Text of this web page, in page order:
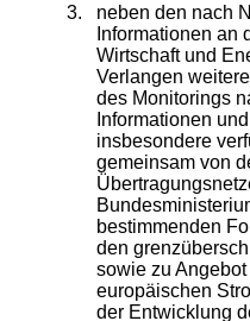
3.
neben den nach
Informationen an
Wirtschaft und
Verlangen
des Monitorings
Informationen
insbesondere
gemeinsam von
bestimmenden
den
sowie zu
europäischen
der Entwicklung